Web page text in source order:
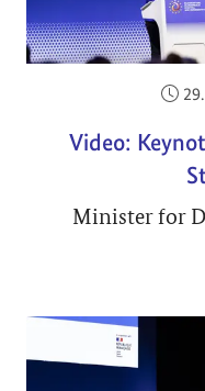
Video:
Minister for